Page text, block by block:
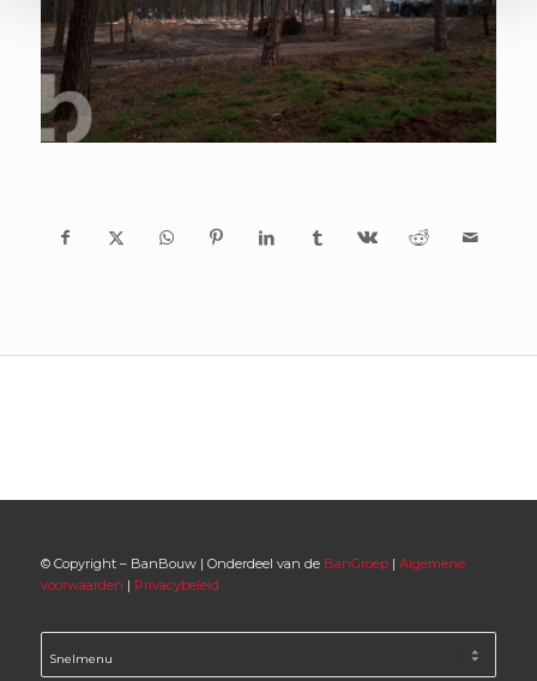
© Copyright – BanBouw | Onderdeel van de BanGroep| Algemene
voorwaarden | Privacybeleid